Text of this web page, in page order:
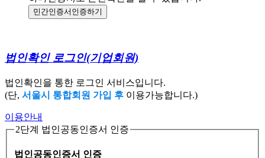
민간인증서 인증하기
법인확인 로그인(기업회원)
법인확인을 통한 로그인 서비스입니다.
(단, 서울시 통합회원 가입 후 이용가능합니다.)
이용안내
2단계 법인공동인증서 인증
법인공동인증서 인증